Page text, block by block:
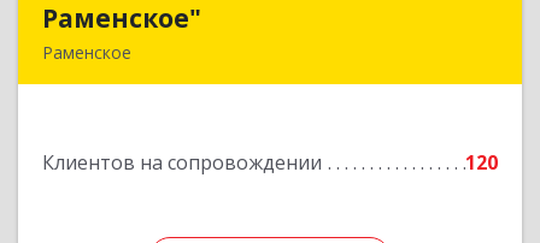
Раменское"
Раменское
Клиентов на сопровождении 120
Подробнее